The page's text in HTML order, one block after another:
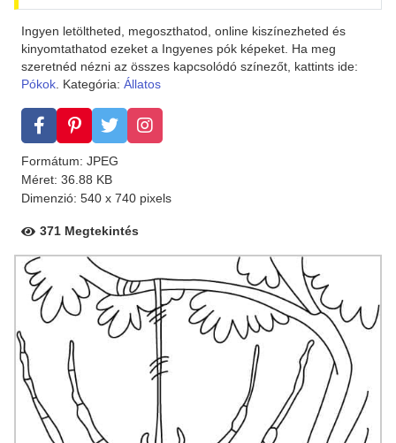
Ingyen letöltheted, megoszthatod, online kiszínezheted és
kinyomtathatod ezeket a Ingyenes pók képeket. Ha meg
szeretnéd nézni az összes kapcsolódó színezőt, kattints ide:
Pókok. Kategória: Állatos
Formátum: JPEG
Méret: 36.88 KB
Dimenzió: 540 x 740 pixels
371 Megtekintés